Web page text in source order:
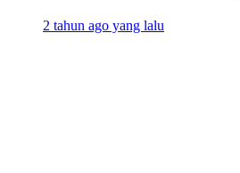
2 tahun ago yang lalu